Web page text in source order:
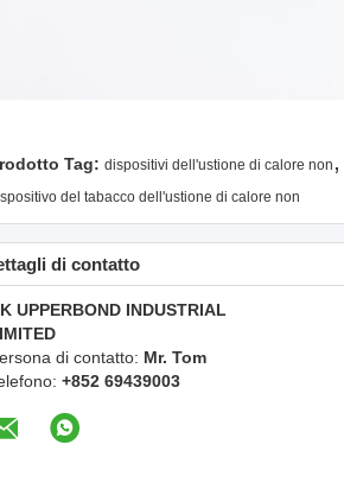
Tag: dispositivi dell'ustione di calore non ,
del tabacco dell'ustione di calore non
di contatto
UPPERBOND INDUSTRIAL
di contatto: Mr. Tom
+852 69439003